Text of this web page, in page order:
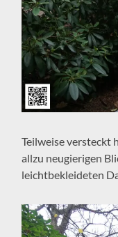
Teilweise versteckt
allzu neugierigen
leichtbekleideten